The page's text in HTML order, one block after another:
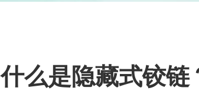
什么是隐藏式铰链